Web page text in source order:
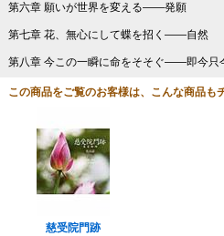
第六章 願いが世界を変える――発願
第七章 花、無心にして蝶を招く――自然
第八章 今この一瞬に命をそそぐ――即今只
この商品をご覧のお客様は、こんな商品も
慈受院門跡